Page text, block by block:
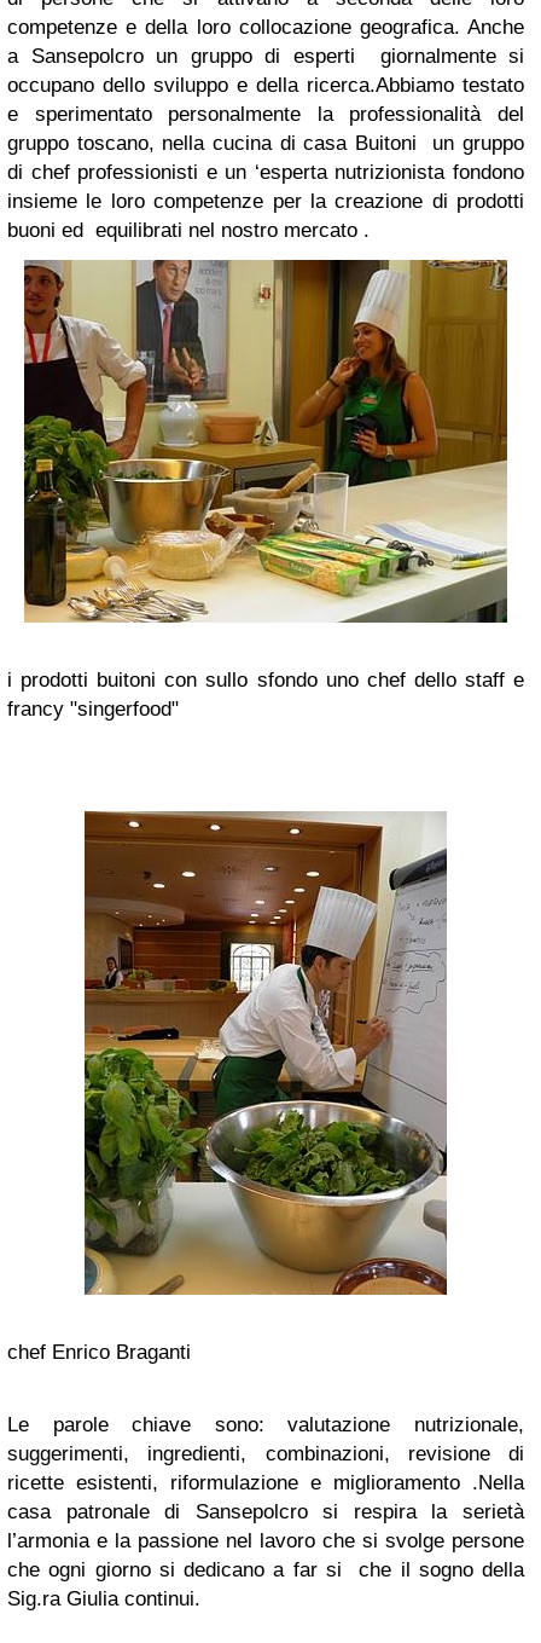
competenze e della loro collocazione geografica. Anche
a Sansepolcro un gruppo di esperti giornalmente si
occupano dello sviluppo e della ricerca.Abbiamo testato
e sperimentato personalmente la professionalità del
gruppo toscano, nella cucina di casa Buitoni un gruppo
di chef professionisti e un ‘esperta nutrizionista fondono
insieme le loro competenze per la creazione di prodotti
buoni ed equilibrati nel nostro mercato .
i prodotti buitoni con sullo sfondo uno chef dello staff e
francy "singerfood"
chef Enrico Braganti
Le parole chiave sono: valutazione nutrizionale,
suggerimenti, ingredienti, combinazioni, revisione di
ricette esistenti, riformulazione e miglioramento .Nella
casa patronale di Sansepolcro si respira la serietà
l’armonia e la passione nel lavoro che si svolge persone
che ogni giorno si dedicano a far si che il sogno della
Sig.ra Giulia continui.